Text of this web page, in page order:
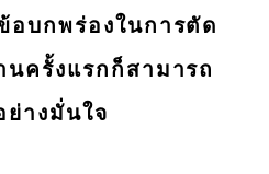
อบกพร่องในการตัด
นครั้งแรกก็สามารถ
ย่างมั่นใจ